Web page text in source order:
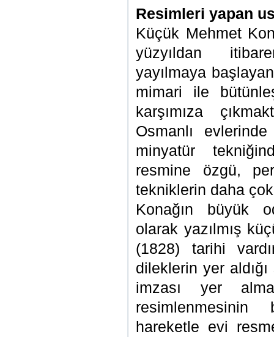
Resimleri yapan
Küçük Mehmet
yüzyıldan
yayılmaya
mimari ile
karşımıza
Osmanlı
minyatür
resmine özgü,
tekniklerin daha çok
Konağın büyük
olarak yazılmış
(1828) tarihi
dileklerin yer
imzası yer
hareketle evi